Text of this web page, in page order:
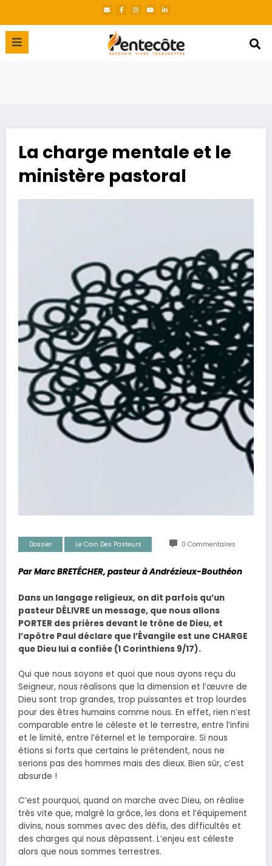
La charge mentale et le
ministère pastoral
Dossier Le Coin Des Pasteurs 0 Commentaires
Par Marc BRETÉCHER, pasteur à Andrézieux-Bouthéon
Dans un langage religieux, on dit parfois qu’un
pasteur DÉLIVRE un message, que nous allons
PORTER des prières devant le trône de Dieu, et
l’apôtre Paul déclare que l’Évangile est une CHARGE
que Dieu lui a confiée (1 Corinthiens 9/17).
Qui que nous soyons et quoi que nous ayons reçu du
Seigneur, nous réalisons que la dimension et l’œuvre de
Dieu sont trop grandes, trop puissantes et trop lourdes
pour des êtres humains comme nous. En effet, rien n’est
comparable entre le céleste et le terrestre, entre l’infini
et le limité, entre l’éternel et le temporaire. Si nous
étions si forts que certains le prétendent, nous ne
serions pas des hommes mais des dieux. Bien sûr, c’est
absurde !
C’est pourquoi, quand on marche avec Dieu, on réalise
très vite que, malgré la grâce, les dons et l’équipement
divins, nous sommes avec des défis, des difficultés et
des charges qui nous dépassent. L’enjeu est céleste
alors que nous sommes terrestres.